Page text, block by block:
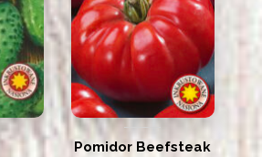
Pomidor Beefsteak